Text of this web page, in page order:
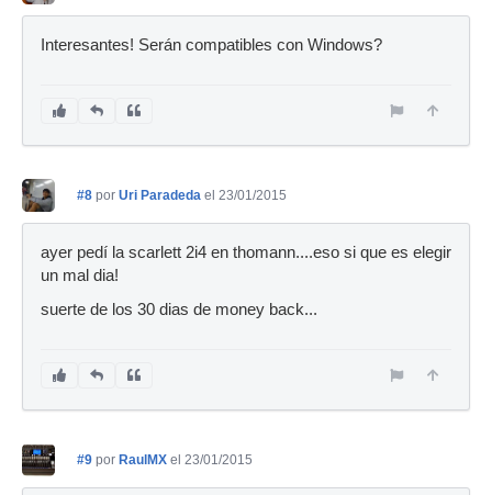
Interesantes! Serán compatibles con Windows?
#8 por Uri Paradeda el 23/01/2015
ayer pedí la scarlett 2i4 en thomann....eso si que es elegir
un mal dia!
suerte de los 30 dias de money back...
#9 por RaulMX el 23/01/2015